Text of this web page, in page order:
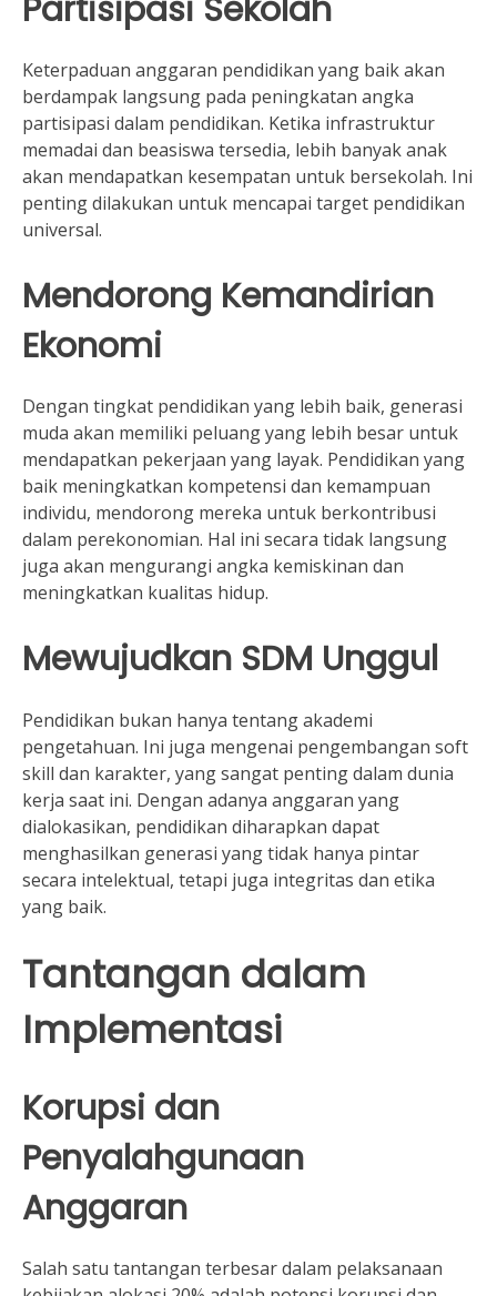
Keterpaduan anggaran pendidikan yang baik akan
berdampak langsung pada peningkatan angka
partisipasi dalam pendidikan. Ketika infrastruktur
memadai dan beasiswa tersedia, lebih banyak anak
akan mendapatkan kesempatan untuk bersekolah. Ini
penting dilakukan untuk mencapai target pendidikan
universal.
Mendorong Kemandirian
Ekonomi
Dengan tingkat pendidikan yang lebih baik, generasi
muda akan memiliki peluang yang lebih besar untuk
mendapatkan pekerjaan yang layak. Pendidikan yang
baik meningkatkan kompetensi dan kemampuan
individu, mendorong mereka untuk berkontribusi
dalam perekonomian. Hal ini secara tidak langsung
juga akan mengurangi angka kemiskinan dan
meningkatkan kualitas hidup.
Mewujudkan SDM Unggul
Pendidikan bukan hanya tentang akademi
pengetahuan. Ini juga mengenai pengembangan soft
skill dan karakter, yang sangat penting dalam dunia
kerja saat ini. Dengan adanya anggaran yang
dialokasikan, pendidikan diharapkan dapat
menghasilkan generasi yang tidak hanya pintar
secara intelektual, tetapi juga integritas dan etika
yang baik.
Tantangan dalam
Implementasi
Korupsi dan
Penyalahgunaan
Anggaran
Salah satu tantangan terbesar dalam pelaksanaan